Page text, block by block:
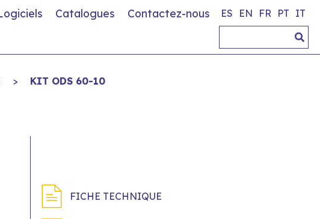
Catalogues Contactez-nous ES EN FR PT IT
> KIT ODS 60-10
FICHE TECHNIQUE